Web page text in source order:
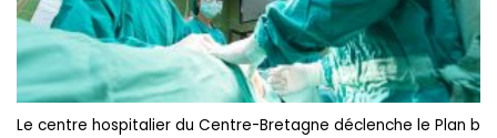
Le centre hospitalier du Centre-Bretagne déclenche le Plan